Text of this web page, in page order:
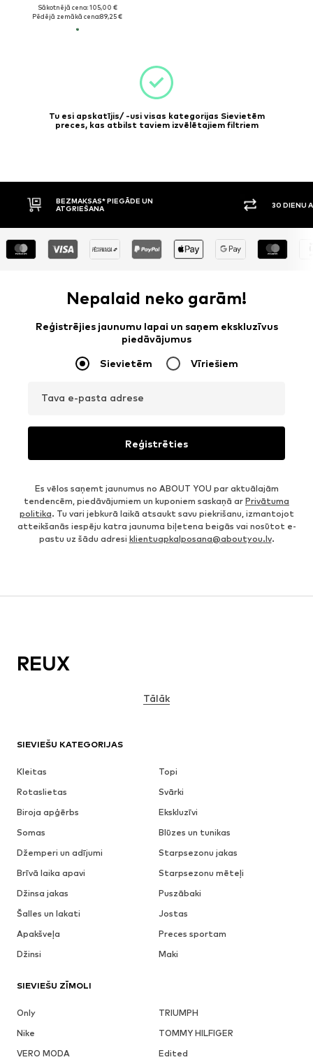
Sākotnējā cena: 105,00 €
Pēdējā zemākā cena:89,25 €
Tu esi apskatījis/ -usi visas kategorijas Sievietēm
preces, kas atbilst taviem izvēlētajiem filtriem
BEZMAKSAS* PIEGĀDE UN
ATGRIEŠANA
30 DIENU
Nepalaid neko garām!
Reģistrējies jaunumu lapai un saņem ekskluzīvus
piedāvājumus
Sievietēm Vīriešiem
Tava e-pasta adrese
Reģistrēties
Es vēlos saņemt jaunumus no ABOUT YOU par aktuālajām
tendencēm, piedāvājumiem un kuponiem saskaņā ar Privātuma
politika. Tu vari jebkurā laikā atsaukt savu piekrišanu, izmantojot
atteikšanās iespēju katra jaunuma biļetena beigās vai nosūtot e-
pastu uz šādu adresi klientuapkalposana@aboutyou.lv.
SIEVIEŠU KATEGORIJAS
Kleitas
Topi
Rotaslietas
Svārki
Biroja apģērbs
Ekskluzīvi
Somas
Blūzes un tunikas
Džemperi un adījumi
Starpsezonu jakas
Brīvā laika apavi
Starpsezonu mēteļi
Džinsa jakas
Puszābaki
Šalles un lakati
Jostas
Apakšveļa
Preces sportam
Džinsi
Maki
SIEVIEŠU ZĪMOLI
Only
TRIUMPH
Nike
TOMMY HILFIGER
VERO MODA
Edited
REUX
Tālāk